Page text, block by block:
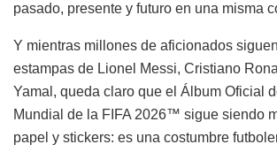
pasado, presente y futuro en una misma
Y mientras millones de aficionados
estampas de Lionel Messi, Cristiano
Yamal, queda claro que el Álbum Oficial
Mundial de la FIFA 2026™ sigue siendo
papel y stickers: es una costumbre